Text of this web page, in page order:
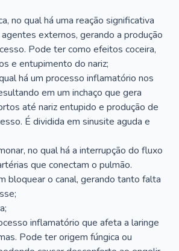
no qual há uma reação significativa
externos, gerando a produção
Pode ter como efeitos coceira,
e entupimento do nariz;
há um processo inflamatório nos
em um inchaço que gera
até nariz entupido e produção de
É dividida em sinusite aguda e
no qual há a interrupção do fluxo
que conectam o pulmão.
bloquear o canal, gerando tanto falta
inflamatório que afeta a laringe
Pode ter origem fúngica ou